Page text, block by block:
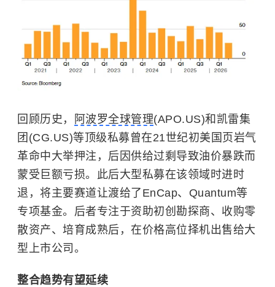
回顾历史， 阿波罗全球管理(APO.US)和凯雷集
团(CG.US)等顶级私募曾在21世纪初美国页岩气
革命中大举押注，后因供给过剩导致油价暴跌而
蒙受巨额亏损。此后大型私募在该领域时进时
退，将主要赛道让渡给了EnCap、Quantum等
专项基金。后者专注于资助初创勘探商、收购零
散资产、培育成熟后，在价格高位择机出售给大
型上市公司。
整合趋势有望延续